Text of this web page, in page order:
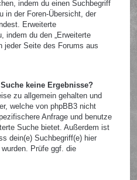
indem du einen Suchbegriff
in der Foren-Übersicht, der
Erweiterte
indem du den „Erweiterte
jeder Seite des Forums aus
keine Ergebnisse?
zu allgemein gehalten und
welche von phpBB3 nicht
Anfrage und benutze
Suche bietet. Außerdem ist
dein(e) Suchbegriff(e) hier
Prüfe ggf. die